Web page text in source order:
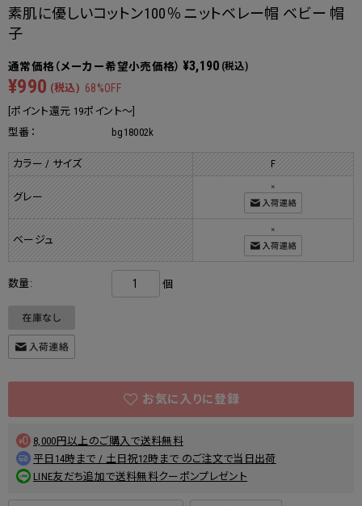
素肌に優しいコットン100％ ニットベレー帽 ベビー 帽
子
¥3,190 (税込)
¥990 (税込) 68%OFF
[ポイント還元 19ポイント～]
型番：
bg18002k
カラー / サイズ F
グレー
×
ベージュ
×
数量: 個
8,000円以上のご購入で送料無料
平日14時まで / 土日祝12時まで のご注文で当日出荷
LINE友だち追加で送料無料クーポンプレゼント